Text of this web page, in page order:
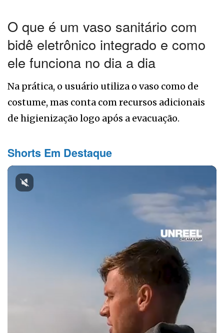
O que é um vaso sanitário com
bidê eletrônico integrado e como
ele funciona no dia a dia
Na prática, o usuário utiliza o vaso como de
costume, mas conta com recursos adicionais
de higienização logo após a evacuação.
Shorts Em Destaque